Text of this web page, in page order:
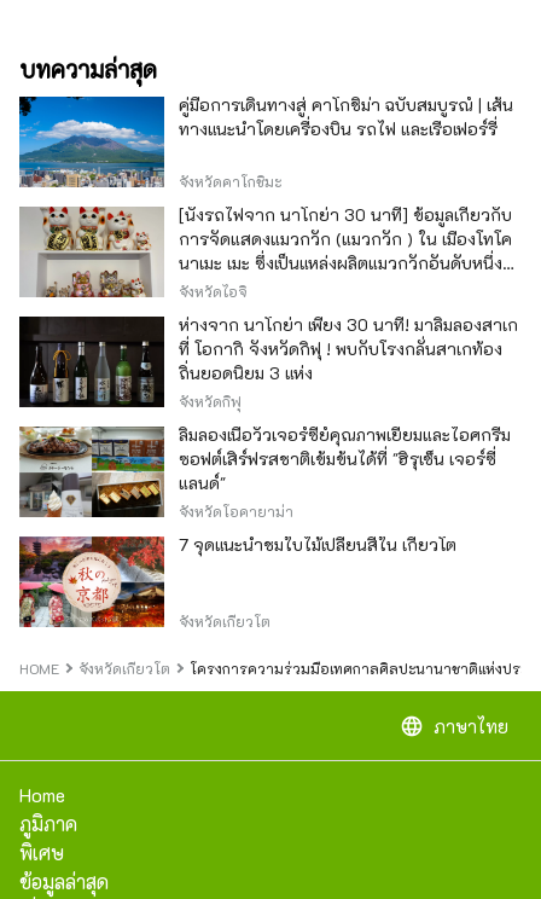
บทความล่าสุด
คู่มือการเดินทางสู่ คาโกชิม่า ฉบับสมบูรณ์ | เส้น
ทางแนะนำโดยเครื่องบิน รถไฟ และเรือเฟอร์รี่
จังหวัดคาโกชิมะ
[นั่งรถไฟจาก นาโกย่า 30 นาที] ข้อมูลเกี่ยวกับ
การจัดแสดงแมวกวัก (แมวกวัก ) ใน เมืองโทโค
นาเมะ เมะ ซึ่งเป็นแหล่งผลิตแมวกวักอันดับหนึ่ง
ของญี่ปุ่น
จังหวัดไอจิ
ห่างจาก นาโกย่า เพียง 30 นาที! มาลิ้มลองสาเก
ที่ โอกากิ จังหวัดกิฟุ ! พบกับโรงกลั่นสาเกท้อง
ถิ่นยอดนิยม 3 แห่ง
จังหวัดกิฟุ
ลิ้มลองเนื้อวัวเจอร์ซีย์คุณภาพเยี่ยมและไอศกรีม
ซอฟต์เสิร์ฟรสชาติเข้มข้นได้ที่ "ฮิรุเซ็น เจอร์ซี่
แลนด์"
จังหวัดโอคายาม่า
7 จุดแนะนำชมใบไม้เปลี่ยนสีใน เกียวโต
จังหวัดเกียวโต
HOME จังหวัดเกียวโต โครงการความร่วมมือเทศกาลศิลปะนานาชาติแห่งประเท
language ภาษาไทย
Home
ภูมิภาค
พิเศษ
ข้อมูลล่าสุด